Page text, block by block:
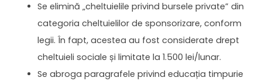
Se elimină „cheltuielile privind bursele private” din
categoria cheltuielilor de sponsorizare, conform
legii. În fapt, acestea au fost considerate drept
cheltuieli sociale și limitate la 1.500 lei/lunar.
Se abroga paragrafele privind educația timpurie